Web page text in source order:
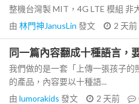
整機台灣製 MIT，4G LTE 模組 非
由 林門神JanusLin 發文 2 天前
同一篇內容翻成十種語言，
我們做的是一套「上傳一張孩子的
的產品，內容要以十種語...
由 lumorakids 發文 2 天前